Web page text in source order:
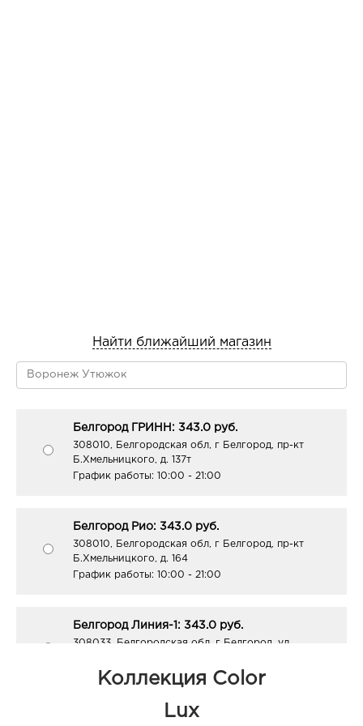
Найти ближайший магазин
Белгород ГРИНН: 343.0 руб.
308010, Белгородская обл, г Белгород, пр-кт
Б.Хмельницкого, д. 137т
График работы: 10:00 - 21:00
Белгород Рио: 343.0 руб.
308010, Белгородская обл, г Белгород, пр-кт
Б.Хмельницкого, д. 164
График работы: 10:00 - 21:00
Белгород Линия-1: 343.0 руб.
308033, Белгородская обл, г Белгород, ул
График работы:10:00 - 21:00
Коллекция Color
Lux